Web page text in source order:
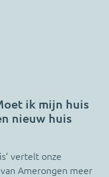
ik mijn huis
nieuw huis
vertelt onze
Amerongen meer